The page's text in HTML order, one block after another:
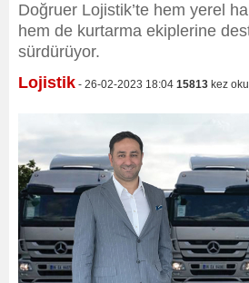
Doğruer Lojistik’te hem yerel
hem de kurtarma ekiplerine
sürdürüyor.
Lojistik - 26-02-2023 18:04 15813 kez